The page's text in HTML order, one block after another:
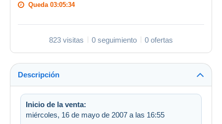
Queda 03:05:34
823 visitas 0 seguimiento 0 ofertas
Descripción
Inicio de la venta:
miércoles, 16 de mayo de 2007 a las 16:55